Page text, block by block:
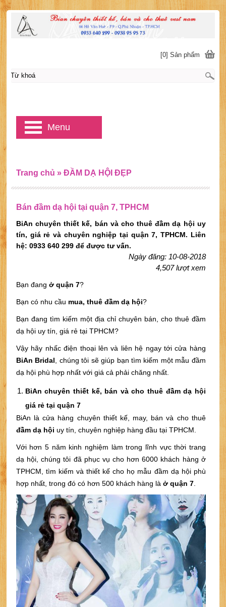
Bán đầm dạ hội tại quận 7, TPHCM
BiAn chuyên thiết kế, bán và cho thuê đầm dạ hội uy
tín, giá rẻ và chuyên nghiệp tại quận 7, TPHCM. Liên
hệ: 0933 640 299 để được tư vấn.
Ngày đăng: 10-08-2018
4,507 lượt xem
Bạn đang ở quận 7?
Bạn có nhu cầu mua, thuê đầm dạ hội?
Bạn đang tìm kiếm một địa chỉ chuyên bán, cho thuê đầm
dạ hội uy tín, giá rẻ tại TPHCM?
Vậy hãy nhấc điện thoại lên và liên hệ ngay tới cửa hàng
BiAn Bridal , chúng tôi sẽ giúp bạn tìm kiếm một mẫu đầm
dạ hội phù hợp nhất với giá cả phải chăng nhất.
BiAn chuyên thiết kế, bán và cho thuê đầm dạ hội
giá rẻ tại quận 7
BiAn là cửa hàng chuyên thiết kế, may, bán và cho thuê
đầm dạ hội uy tín, chuyên nghiệp hàng đầu tại TPHCM.
Với hơn 5 năm kinh nghiệm làm trong lĩnh vực thời trang
dạ hội, chúng tôi đã phục vụ cho hơn 6000 khách hàng ở
TPHCM, tìm kiếm và thiết kế cho họ mẫu đầm dạ hội phù
hợp nhất, trong đó có hơn 500 khách hàng là ở quận 7.
Trang chủ » ĐẦM DẠ HỘI ĐẸP
[0] Sản phẩm
Menu